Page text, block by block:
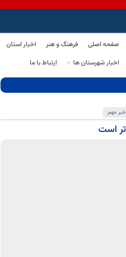
صفحه اصلی فرهنگ و هنر اخبار استان
اخبار شهرستان ها
ارتباط با ما
خبر مهم